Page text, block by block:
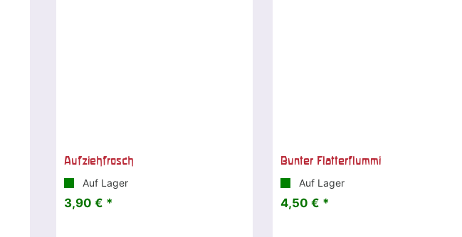
Aufziehfrosch
Auf Lager
3,90 € *
Bunter Flatterflummi
Auf Lager
4,50 € *